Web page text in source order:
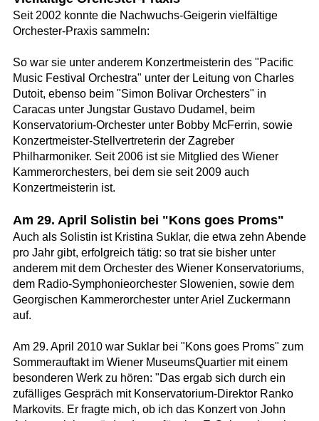
Seit 2002 konnte die Nachwuchs-Geigerin vielfältige
Orchester-Praxis sammeln:
So war sie unter anderem Konzertmeisterin des "Pacific
Music Festival Orchestra" unter der Leitung von Charles
Dutoit, ebenso beim "Simon Bolivar Orchesters" in
Caracas unter Jungstar Gustavo Dudamel, beim
Konservatorium-Orchester unter Bobby McFerrin, sowie
Konzertmeister-Stellvertreterin der Zagreber
Philharmoniker. Seit 2006 ist sie Mitglied des Wiener
Kammerorchesters, bei dem sie seit 2009 auch
Konzertmeisterin ist.
Am 29. April Solistin bei "Kons goes Proms"
Auch als Solistin ist Kristina Suklar, die etwa zehn Abende
pro Jahr gibt, erfolgreich tätig: so trat sie bisher unter
anderem mit dem Orchester des Wiener Konservatoriums,
dem Radio-Symphonieorchester Slowenien, sowie dem
Georgischen Kammerorchester unter Ariel Zuckermann
auf.
Am 29. April 2010 war Suklar bei "Kons goes Proms" zum
Sommerauftakt im Wiener MuseumsQuartier mit einem
besonderen Werk zu hören: "Das ergab sich durch ein
zufälliges Gespräch mit Konservatorium-Direktor Ranko
Markovits. Er fragte mich, ob ich das Konzert von John